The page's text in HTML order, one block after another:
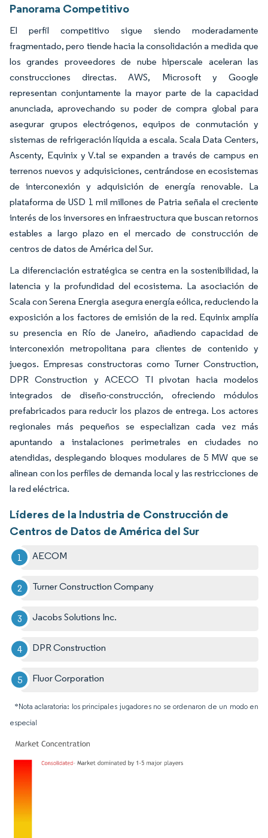
Panorama Competitivo
El perfil competitivo sigue siendo moderadamente
fragmentado, pero tiende hacia la consolidación a medida que
los grandes proveedores de nube hiperscale aceleran las
construcciones directas. AWS, Microsoft y Google
representan conjuntamente la mayor parte de la capacidad
anunciada, aprovechando su poder de compra global para
asegurar grupos electrógenos, equipos de conmutación y
sistemas de refrigeración líquida a escala. Scala Data Centers,
Ascenty, Equinix y V.tal se expanden a través de campus en
terrenos nuevos y adquisiciones, centrándose en ecosistemas
de interconexión y adquisición de energía renovable. La
plataforma de USD 1 mil millones de Patria señala el creciente
interés de los inversores en infraestructura que buscan retornos
estables a largo plazo en el mercado de construcción de
centros de datos de América del Sur.
La diferenciación estratégica se centra en la sostenibilidad, la
latencia y la profundidad del ecosistema. La asociación de
Scala con Serena Energia asegura energía eólica, reduciendo la
exposición a los factores de emisión de la red. Equinix amplía
su presencia en Río de Janeiro, añadiendo capacidad de
interconexión metropolitana para clientes de contenido y
juegos. Empresas constructoras como Turner Construction,
DPR Construction y ACECO TI pivotan hacia modelos
integrados de diseño-construcción, ofreciendo módulos
prefabricados para reducir los plazos de entrega. Los actores
regionales más pequeños se especializan cada vez más
apuntando a instalaciones perimetrales en ciudades no
atendidas, desplegando bloques modulares de 5 MW que se
alinean con los perfiles de demanda local y las restricciones de
la red eléctrica.
Líderes de la Industria de Construcción de
Centros de Datos de América del Sur
AECOM
Turner Construction Company
Jacobs Solutions Inc.
DPR Construction
Fluor Corporation
*Nota aclaratoria: los principales jugadores no se ordenaron de un modo en
especial